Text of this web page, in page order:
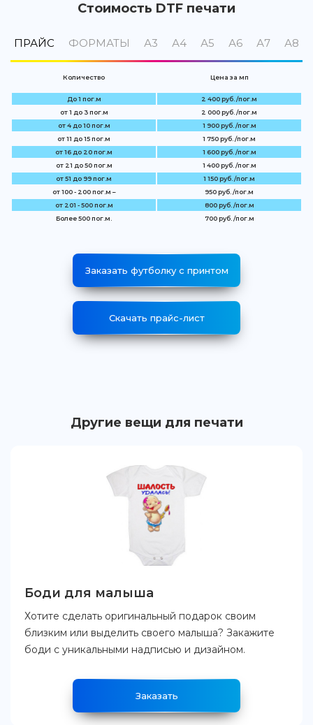
Стоимость DTF печати
ПРАЙС ФОРМАТЫ А3 А4 А5 А6 А7 А8
Количество Цена за мп
До 1 пог.м
2 400 руб. /пог.м
от 1 до 3 пог.м
2 000 руб. /пог.м
от 4 до 10 пог.м
1 900 руб. /пог.м
от 11 до 15 пог.м
1 750 руб. /пог.м
от 16 до 20 пог.м
1 600 руб. /пог.м
от 21 до 50 пог.м
1 400 руб. /пог.м
от 51 до 99 пог.м
1 150 руб. /пог.м
от 100 - 200 пог.м –
950 руб. /пог.м
от 201 - 500 пог.м
800 руб. /пог.м
Более 500 пог.м.
700 руб. /пог.м
Заказать футболку с принтом
Скачать прайс-лист
Другие вещи для печати
Боди для малыша
Хотите сделать оригинальный подарок своим
близким или выделить своего малыша? Закажите
боди с уникальными надписью и дизайном.
Заказать